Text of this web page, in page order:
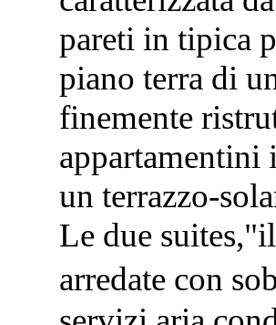
pareti in tipica
piano terra di
finemente
un terrazzo-
Le due
arredate con